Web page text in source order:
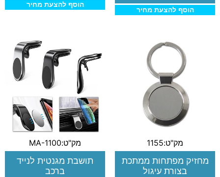
הוסף להצעת מחיר
הוסף להצעת מחיר
מק"ט:1155
מחזיק מפתחות ממתכת
בצורת עיגול
מק"ט:MA-1100
תושבת מגנטית לנייד
ברכב